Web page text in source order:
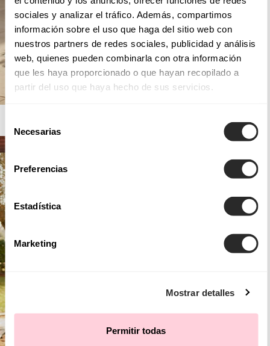
sociales y analizar el tráfico. Además, compartimos
información sobre el uso que haga del sitio web con
nuestros partners de redes sociales, publicidad y análisis
web, quienes pueden combinarla con otra información
que les haya proporcionado o que hayan recopilado a
partir del uso que haya hecho de sus servicios.
de
consentimiento
Necesarias
Preferencias
Estadística
Marketing
Mostrar detalles
Permitir todas